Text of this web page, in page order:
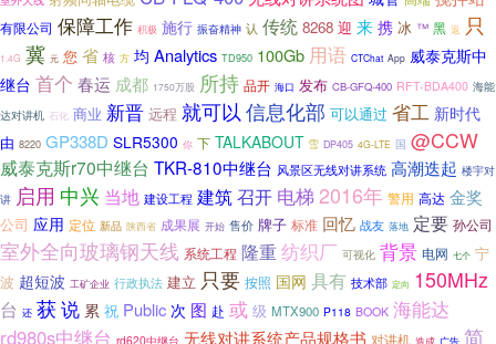
有限公司 保障工作 积极 施行 振奋精神 认 传统 8268 迎 来 携 冰 ™ 黑 返 只
1.4G 冀 元 您 省 核 方 均 Analytics TD950 100Gb 用语 CTChat App 威泰克斯中
继台 首个 春运 成都 1750万股 所持 品开 海口 发布 CB-GFQ-400 RFT-BDA400 海能
达对讲机 石化 商业 新晋 远程 就可以 信息化部 可以通过 省工 新时代
由 8220 GP338D SLR5300 你 下 TALKABOUT 雪 DP405 4G-LTE 国 @CCW
威泰克斯r70中继台 TKR-810中继台 风景区无线对讲系统 高潮迭起 楼宇对
讲 启用 中兴 当地 建设工程 建筑召开 电梯 2016年 警用 高达 金奖
公司 应用 定位 新品 陕西省 成果展 开始 售价 牌子 标准 回忆 战友 落地 定要 孙公司
室外全向玻璃钢天线 系统工程 隆重 纺织厂 可视化 背景 电网 七个 宁
波 超短波 工矿企业 行政执法 建立 只要 按照 国网 具有 技术部 定向 150MHz
台 还 获说 累 祝 Public 次 图 赴 或 级 MTX900 P118 BOOK 海能达
rd980s中继台 rd620中继台 无线对讲系统产品规格书 对讲机 造成 广告 简